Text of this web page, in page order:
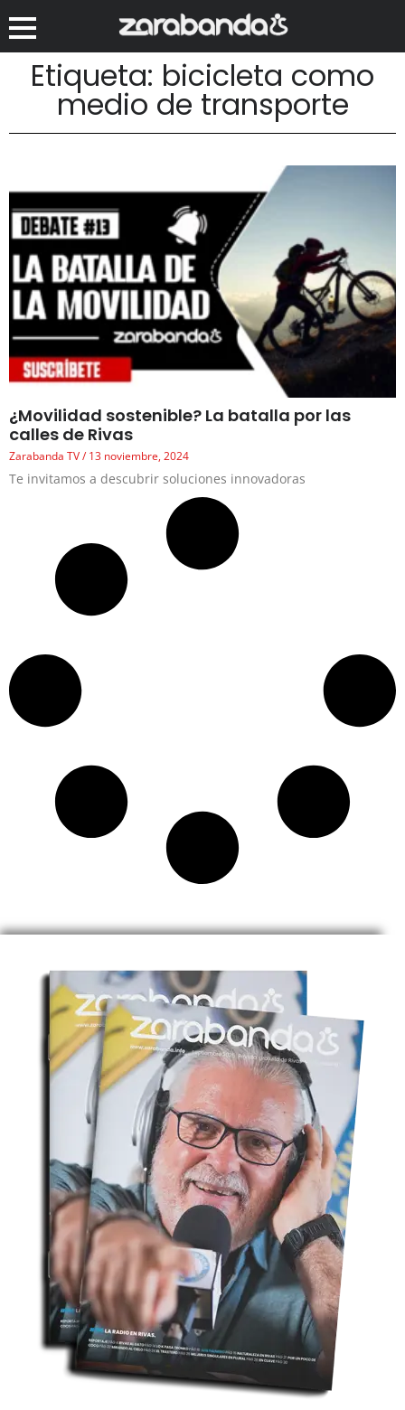
Etiqueta: bicicleta como
medio de transporte
¿Movilidad sostenible? La batalla por las
calles de Rivas
Zarabanda TV 13 noviembre, 2024
Te invitamos a descubrir soluciones innovadoras